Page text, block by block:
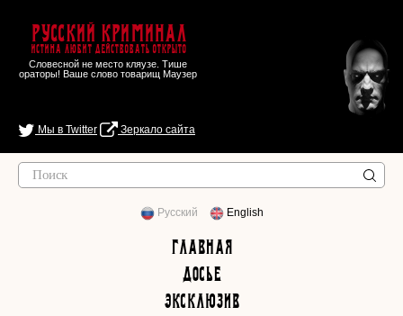
Русский Криминал
Истина любит действовать открыто
Словесной не место кляузе. Тише
ораторы! Ваше слово товарищ Маузер
Мы в Twitter Зеркало сайта
Русский English
Главная
Досье
Эксклюзив